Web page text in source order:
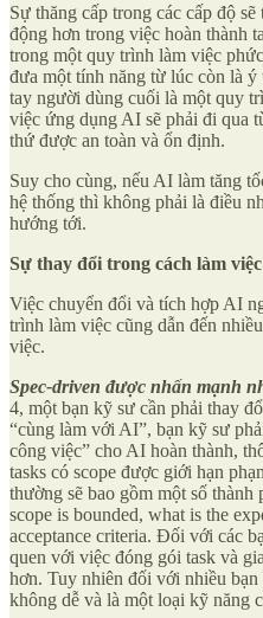
Sự thăng cấp trong các cấp độ
động hơn trong việc hoàn thành
trong một quy trình làm việc
đưa một tính năng từ lúc còn là
tay người dùng cuối là một quy
việc ứng dụng AI sẽ phải đi qua
thứ được an toàn và ổn định.
Suy cho cùng, nếu AI làm tăng
hệ thống thì không phải là điều
hướng tới.
Sự thay đổi trong cách làm việc
Việc chuyển đổi và tích hợp AI
trình làm việc cũng dẫn đến
việc.
Spec-driven được nhấn mạnh
4, một bạn kỹ sư cần phải thay
“cùng làm với AI”, bạn kỹ sư
công việc” cho AI hoàn thành,
tasks có scope được giới hạn
thường sẽ bao gồm một số thành
scope is bounded, what is the
acceptance criteria. Đối với các
quen với việc đóng gói task và
hơn. Tuy nhiên đối với nhiều
không dễ và là một loại kỹ năng